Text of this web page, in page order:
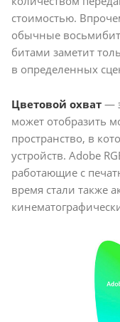
стоимостью.
обычные
битами заметит
в определенных
Цветовой охват —
может отобразить
пространство, в
устройств. Adobe
работающие с
время стали также